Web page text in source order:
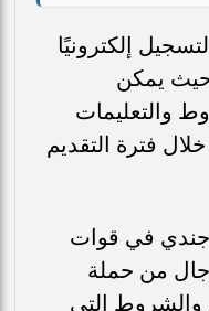
إلكترونيًا
يمكن
والتعليمات
فترة التقديم
جندي في قوات
من حملة
والشروط التي